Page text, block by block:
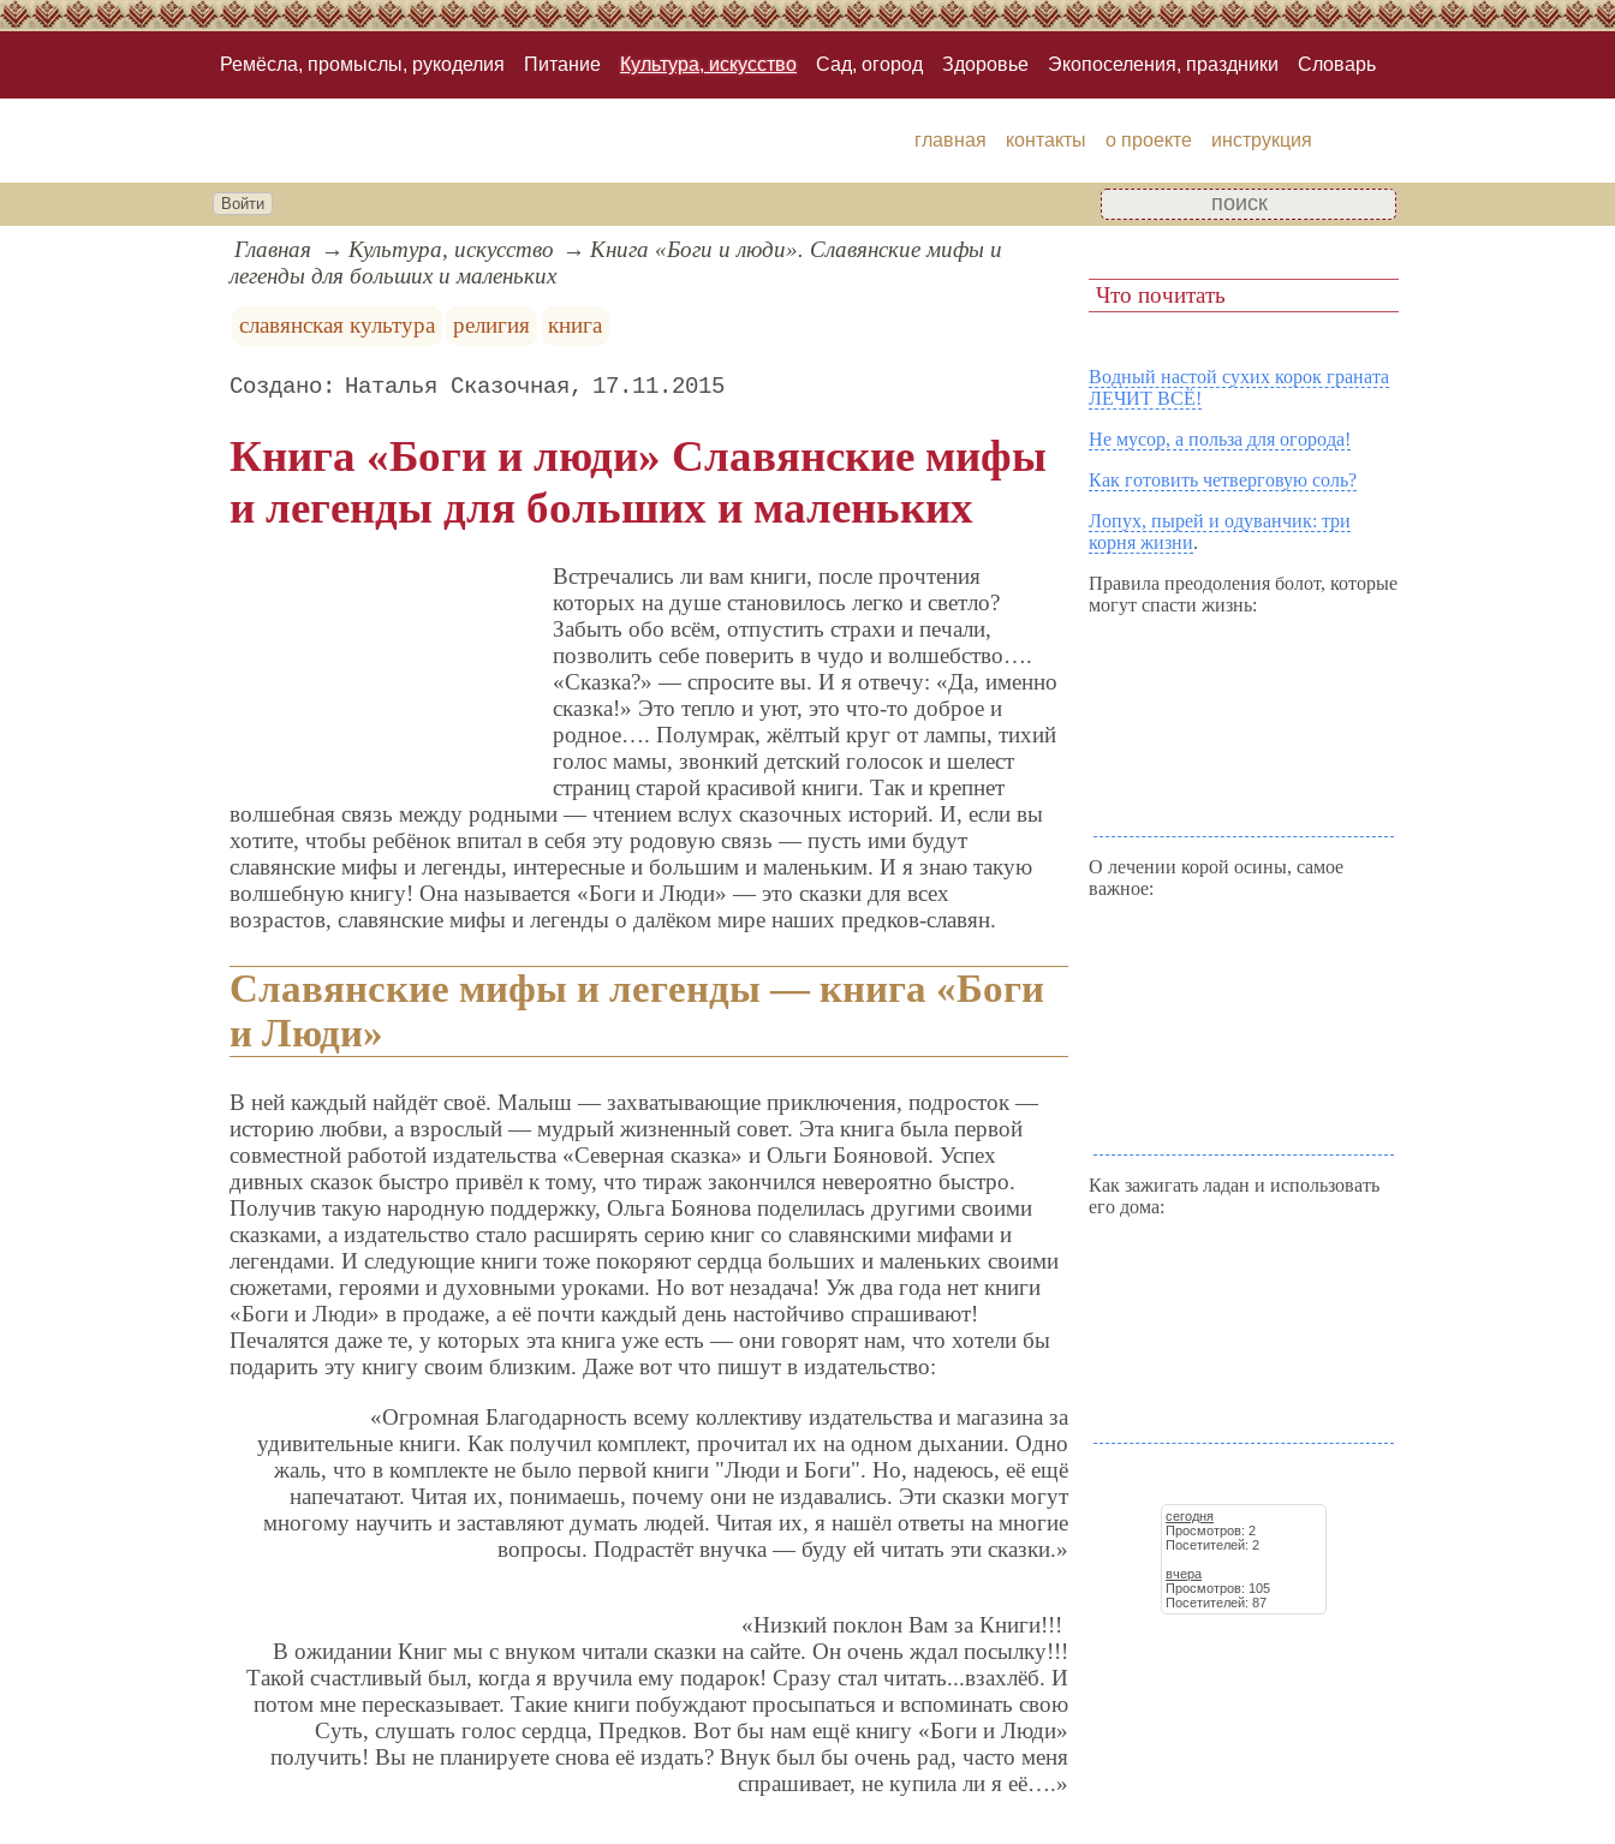
Ремёсла, промыслы, рукоделия Питание Культура, искусство Сад, огород Здоровье Экопоселения, праздники Словарь
главная контакты о проекте инструкция
Войти
Главная Культура, искусство
Книга «Боги и люди». Славянские мифы и
легенды для больших и маленьких
славянская культура
религия книга
Наталья Сказочная 17.11.2015
Книга «Боги и люди» Славянские мифы
и легенды для больших и маленьких
Встречались ли вам книги, после прочтения
которых на душе становилось легко и светло?
Забыть обо всём, отпустить страхи и печали,
позволить себе поверить в чудо и волшебство….
«Сказка?» — спросите вы. И я отвечу: «Да, именно
сказка!» Это тепло и уют, это что-то доброе и
родное…. Полумрак, жёлтый круг от лампы, тихий
голос мамы, звонкий детский голосок и шелест
страниц старой красивой книги. Так и крепнет
волшебная связь между родными — чтением вслух сказочных историй. И, если вы
хотите, чтобы ребёнок впитал в себя эту родовую связь — пусть ими будут
славянские мифы и легенды, интересные и большим и маленьким. И я знаю такую
волшебную книгу! Она называется «Боги и Люди» — это сказки для всех
возрастов, славянские мифы и легенды о далёком мире наших предков-славян.
Славянские мифы и легенды — книга «Боги
и Люди»
В ней каждый найдёт своё. Малыш — захватывающие приключения, подросток —
историю любви, а взрослый — мудрый жизненный совет. Эта книга была первой
совместной работой издательства «Северная сказка» и Ольги Бояновой. Успех
дивных сказок быстро привёл к тому, что тираж закончился невероятно быстро.
Получив такую народную поддержку, Ольга Боянова поделилась другими своими
сказками, а издательство стало расширять серию книг со славянскими мифами и
легендами. И следующие книги тоже покоряют сердца больших и маленьких своими
сюжетами, героями и духовными уроками. Но вот незадача! Уж два года нет книги
«Боги и Люди» в продаже, а её почти каждый день настойчиво спрашивают!
Печалятся даже те, у которых эта книга уже есть — они говорят нам, что хотели бы
подарить эту книгу своим близким. Даже вот что пишут в издательство:
«Огромная Благодарность всему коллективу издательства и магазина за
удивительные книги. Как получил комплект, прочитал их на одном дыхании. Одно
жаль, что в комплекте не было первой книги "Люди и Боги". Но, надеюсь, её ещё
напечатают. Читая их, понимаешь, почему они не издавались. Эти сказки могут
многому научить и заставляют думать людей. Читая их, я нашёл ответы на многие
вопросы. Подрастёт внучка — буду ей читать эти сказки.»
«Низкий поклон Вам за Книги!!!
В ожидании Книг мы с внуком читали сказки на сайте. Он очень ждал посылку!!!
Такой счастливый был, когда я вручила ему подарок! Сразу стал читать...взахлёб. И
потом мне пересказывает. Такие книги побуждают просыпаться и вспоминать свою
Суть, слушать голос сердца, Предков. Вот бы нам ещё книгу «Боги и Люди»
получить! Вы не планируете снова её издать? Внук был бы очень рад, часто меня
спрашивает, не купила ли я её….»
Что почитать
Водный настой сухих корок граната
ЛЕЧИТ ВСЁ!
Не мусор, а польза для огорода!
Как готовить четверговую соль?
Лопух, пырей и одуванчик: три
корня жизни.
Правила преодоления болот, которые
могут спасти жизнь:
О лечении корой осины, самое
важное:
Как зажигать ладан и использовать
его дома:
сегодня
Просмотров: 2
Посетителей: 2
вчера
Просмотров: 105
Посетителей: 87